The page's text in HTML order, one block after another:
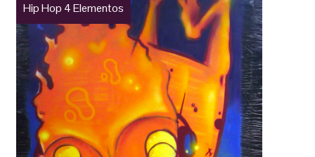
Hip Hop 4 Elementos